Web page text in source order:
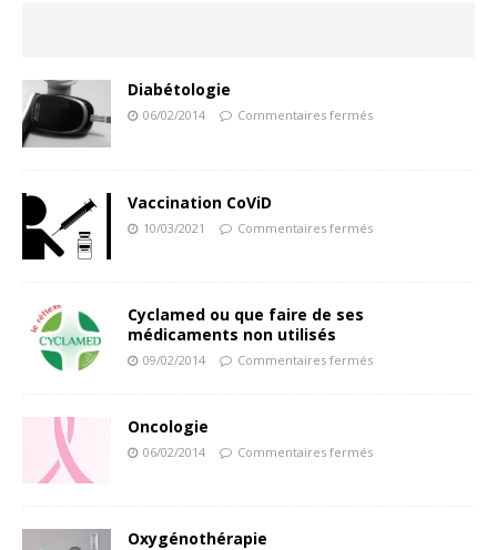
Diabétologie
06/02/2014 Commentaires fermés
Vaccination CoViD
10/03/2021 Commentaires fermés
Cyclamed ou que faire de ses
médicaments non utilisés
09/02/2014 Commentaires fermés
Oncologie
06/02/2014 Commentaires fermés
Oxygénothérapie